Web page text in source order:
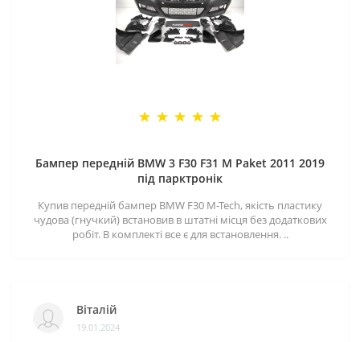
Бампер передній BMW 3 F30 F31 M Paket 2011 2019
під парктронік
Купив передній бампер BMW F30 M-Tech, якість пластику
чудова (гнучкий) встановив в штатні місця без додаткових
робіт. В комплекті все є для встановлення. ..
Віталій
19.01.2024